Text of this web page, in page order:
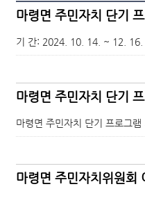
마령면 주민자치 단기
기 간: 2024. 10. 14. ~ 12. 16.
마령면 주민자치 단기
마령면 주민자치 단기 프로그
마령면 주민자치위원회